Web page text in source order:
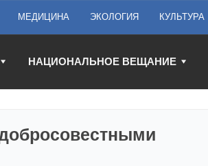
МЕДИЦИНА ЭКОЛОГИЯ КУЛЬТУРА
НАЦИОНАЛЬНОЕ ВЕЩАНИЕ